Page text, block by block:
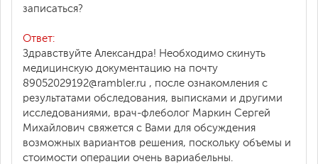
записаться?
Ответ:
Здравствуйте Александра! Необходимо скинуть
медицинскую документацию на почту
89052029192@rambler.ru , после ознакомления с
результатами обследования, выписками и другими
исследованиями, врач-флеболог Маркин Сергей
Михайлович свяжется с Вами для обсуждения
возможных вариантов решения, поскольку объемы и
стоимости операции очень вариабельны.